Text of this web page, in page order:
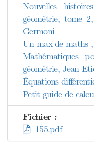
Nouvelles
géométrie, tome
Germoni
Un max de maths
Mathématiques
géométrie, Jean
Équations
Petit guide de
Fichier :
155.pdf